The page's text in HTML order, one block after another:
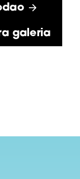
galeria